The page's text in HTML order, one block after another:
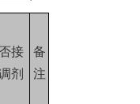
接
剂
备
注